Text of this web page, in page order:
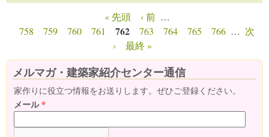
ページ « 先頭 ‹ 前 …
758
759 760 761 762 763 764 765 766 … 次
›
最終 »
メルマガ・建築家紹介センター通信
家作りに役立つ情報をお送りします。ぜひご登録ください。
メール*